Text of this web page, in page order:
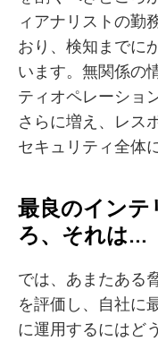
ィアナリストの勤
おり、検知までに
います。無関係の
ティオペレーショ
さらに増え、レス
セキュリティ全体
最良のインテ
ろ、それは…
では、あまたある
を評価し、自社に
に運用するにはど